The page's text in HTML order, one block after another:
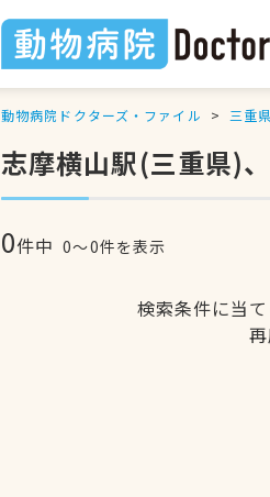
動物病院ドクターズ・ファイル 三重県
志摩横山駅(三重県)
0件中 0〜0件を表示
検索条件に当